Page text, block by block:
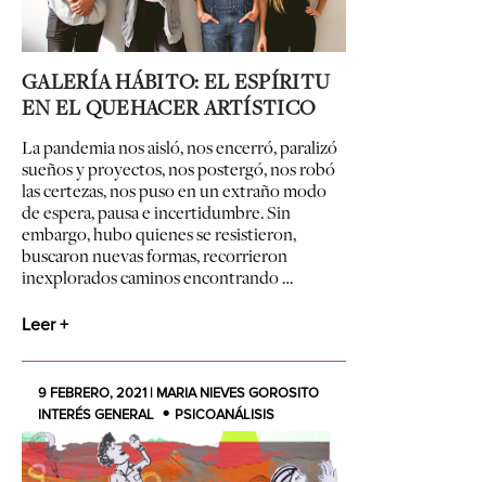
GALERÍA HÁBITO: EL ESPÍRITU
EN EL QUEHACER ARTÍSTICO
La pandemia nos aisló, nos encerró, paralizó
sueños y proyectos, nos postergó, nos robó
las certezas, nos puso en un extraño modo
de espera, pausa e incertidumbre. Sin
embargo, hubo quienes se resistieron,
buscaron nuevas formas, recorrieron
inexplorados caminos encontrando …
Leer +
9 FEBRERO, 2021 | MARIA NIEVES GOROSITO
INTERÉS GENERAL
PSICOANÁLISIS